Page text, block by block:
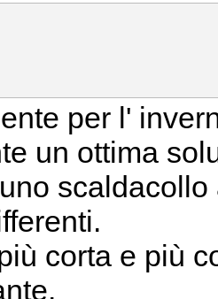
per l'
un ottima
corta e più